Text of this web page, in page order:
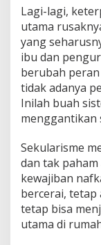
Lagi-lagi,
utama
yang
ibu dan
berubah
tidak adanya
Inilah buah
menggantikan
Sekularisme
dan tak paham
kewajiban
bercerai, tetap
tetap bisa
utama di